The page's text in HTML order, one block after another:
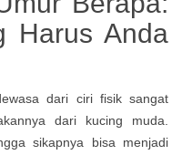
Harus Anda
dari ciri fisik sangat
dari kucing muda.
sikapnya bisa menjadi